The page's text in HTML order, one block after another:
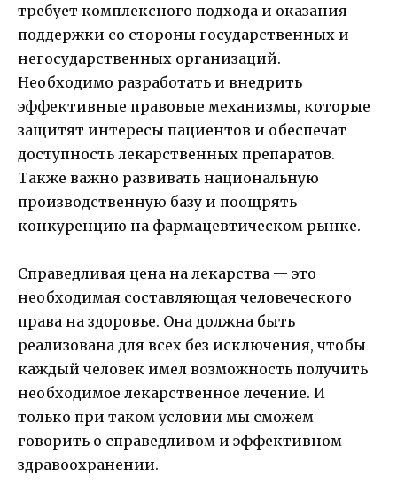
требует комплексного подхода и оказания
поддержки со стороны государственных и
негосударственных организаций.
Необходимо разработать и внедрить
эффективные правовые механизмы, которые
защитят интересы пациентов и обеспечат
доступность лекарственных препаратов.
Также важно развивать национальную
производственную базу и поощрять
конкуренцию на фармацевтическом рынке.
Справедливая цена на лекарства — это
необходимая составляющая человеческого
права на здоровье. Она должна быть
реализована для всех без исключения, чтобы
каждый человек имел возможность получить
необходимое лекарственное лечение. И
только при таком условии мы сможем
говорить о справедливом и эффективном
здравоохранении.